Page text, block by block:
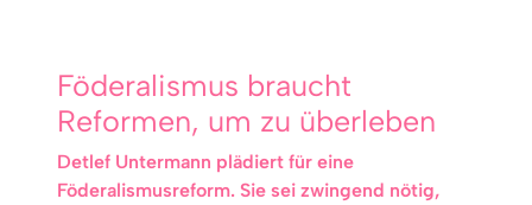
Föderalismus braucht
Reformen, um zu überleben
Detlef Untermann plädiert für eine
Föderalismusreform. Sie sei zwingend nötig,